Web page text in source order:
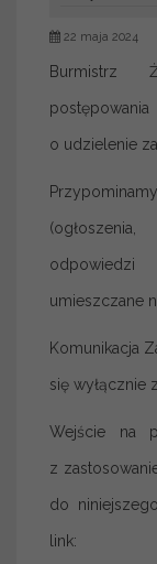
22 maja 2024
Burmistrz
o udzielenie
umieszczane
Komunikacja
się wyłącznie
Wejście na
z
do
link: